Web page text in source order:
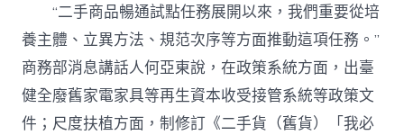
“二手商品暢通試點任務展開以來，我們重要從培
養主體、立異方法、規范次序等方面推動這項任務。”
商務部消息講話人何亞東說，在政策系統方面，出臺
健全廢舊家電家具等再生資本收受接管系統等政策文
件；尺度扶植方面，制修訂《二手貨（舊貨）「我必